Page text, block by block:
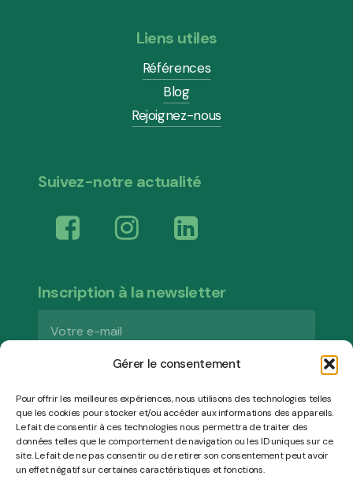
Gérer le consentement
Pour offrir les meilleures expériences, nous utilisons des technologies telles
que les cookies pour stocker et/ou accéder aux informations des appareils.
Le fait de consentir à ces technologies nous permettra de traiter des
données telles que le comportement de navigation ou les ID uniques sur ce
site. Le fait de ne pas consentir ou de retirer son consentement peut avoir
un effet négatif sur certaines caractéristiques et fonctions.
Liens utiles
Références
Blog
Rejoignez-nous
Suivez-notre actualité
Inscription à la newsletter